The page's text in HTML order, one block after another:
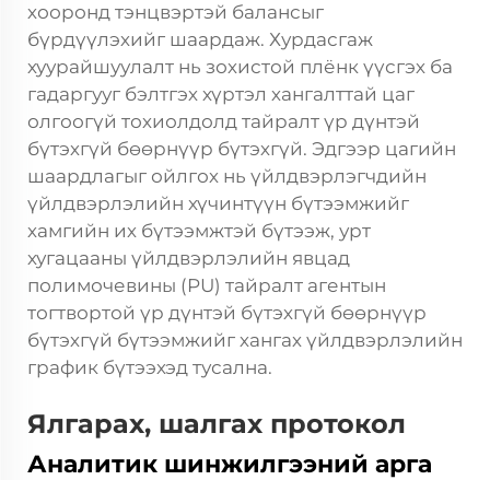
хооронд тэнцвэртэй балансыг
бүрдүүлэхийг шаардаж. Хурдасгаж
хуурайшуулалт нь зохистой плёнк үүсгэх ба
гадаргууг бэлтгэх хүртэл хангалттай цаг
олгоогүй тохиолдолд тайралт үр дүнтэй
бүтэхгүй бөөрнүүр бүтэхгүй. Эдгээр цагийн
шаардлагыг ойлгох нь үйлдвэрлэгчдийн
үйлдвэрлэлийн хүчинтүүн бүтээмжийг
хамгийн их бүтээмжтэй бүтээж, урт
хугацааны үйлдвэрлэлийн явцад
полимочевины (PU) тайралт агентын
тогтвортой үр дүнтэй бүтэхгүй бөөрнүүр
бүтэхгүй бүтээмжийг хангах үйлдвэрлэлийн
график бүтээхэд тусална.
Ялгарах, шалгах протокол
Аналитик шинжилгээний арга